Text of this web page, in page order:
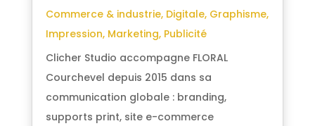
Commerce & industrie, Digitale, Graphisme,
Impression, Marketing, Publicité
Clicher Studio accompagne FLORAL
Courchevel depuis 2015 dans sa
communication globale : branding,
supports print, site e-commerce